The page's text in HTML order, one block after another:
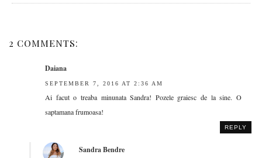
2 COMMENTS:
Daiana
SEPTEMBER 7, 2016 AT 2:36 AM
Ai facut o treaba minunata Sandra! Pozele graiesc de la sine. O
saptamana frumoasa!
REPLY
Sandra Bendre